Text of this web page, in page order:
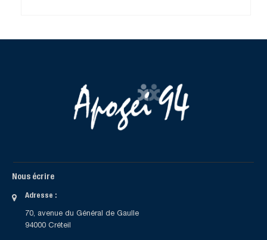
Nous écrire
Adresse :
70, avenue du Général de Gaulle
94000 Créteil